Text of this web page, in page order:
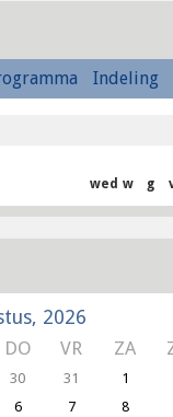
Indeling
wed w g
2026
DO VR ZA
30 31 1
6 7 8